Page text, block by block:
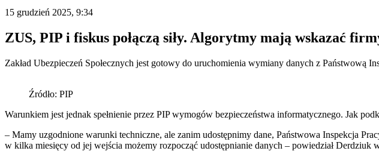
15 grudzień 2025, 9:34
ZUS, PIP i fiskus połączą siły. Algorytmy mają wskazać
Zakład Ubezpieczeń Społecznych jest gotowy do uruchomienia wymiany danych z Państwową
Źródło: PIP
Warunkiem jest jednak spełnienie przez PIP wymogów bezpieczeństwa informatycznego. Jak
– Mamy uzgodnione warunki techniczne, ale zanim udostępnimy dane, Państwowa Inspekcja
w kilka miesięcy od jej wejścia możemy rozpocząć udostępnianie danych – powiedział